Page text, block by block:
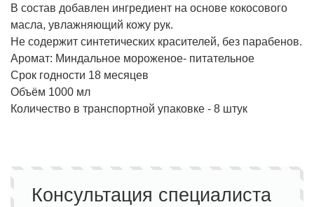
В состав добавлен ингредиент на основе кокосового
масла, увлажняющий кожу рук.
Не содержит синтетических красителей, без парабенов.
Аромат: Миндальное мороженое- питательное
Срок годности 18 месяцев
Объём 1000 мл
Количество в транспортной упаковке - 8 штук
Консультация специалиста